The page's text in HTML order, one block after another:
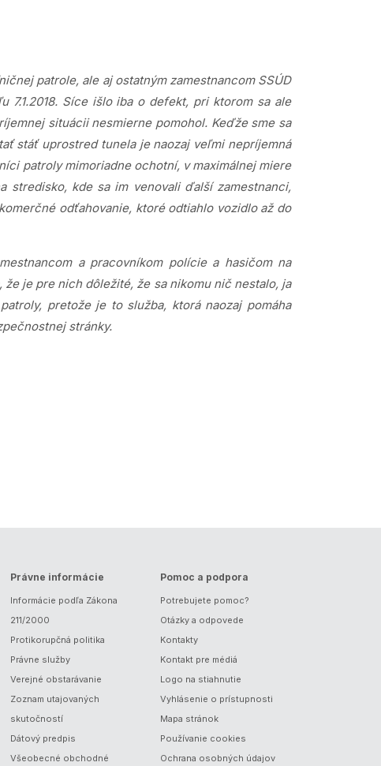
patrole, ale aj ostatným zamestnancom SSÚD
Síce išlo iba o defekt, pri ktorom sa ale
situácii nesmierne pomohol. Keďže sme sa
stáť uprostred tunela je naozaj veľmi nepríjemná
patroly mimoriadne ochotní, v maximálnej miere
stredisko, kde sa im venovali ďalší zamestnanci,
odťahovanie, ktoré odtiahlo vozidlo až do
a pracovníkom polície a hasičom na
je pre nich dôležité, že sa nikomu nič nestalo, ja
pretože je to služba, ktorá naozaj pomáha
stránky.
Právne informácie
Informácie podľa Zákona
211/2000
Protikorupčná politika
Právne služby
Verejné obstarávanie
Zoznam utajovaných
skutočností
Dátový predpis
Všeobecné obchodné
Pomoc a podpora
Potrebujete pomoc?
Otázky a odpovede
Kontakty
Kontakt pre médiá
Logo na stiahnutie
Vyhlásenie o prístupnosti
Mapa stránok
Používanie cookies
Ochrana osobných údajov